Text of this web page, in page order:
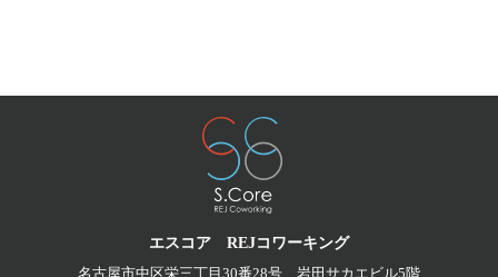
エスコア REJコワーキング
名古屋市中区栄三丁目30番28号 岩田サカエビル5階